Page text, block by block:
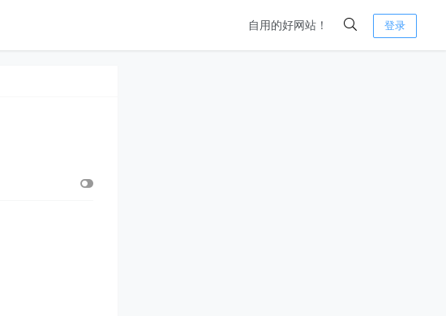
自用的好网站！ 登录